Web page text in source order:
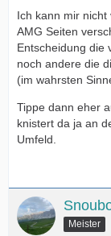
Ich kann mir
AMG Seiten
Entscheidung die
noch andere die
(im wahrsten
Tippe dann eher
knistert da ja an
Umfeld.
Meister